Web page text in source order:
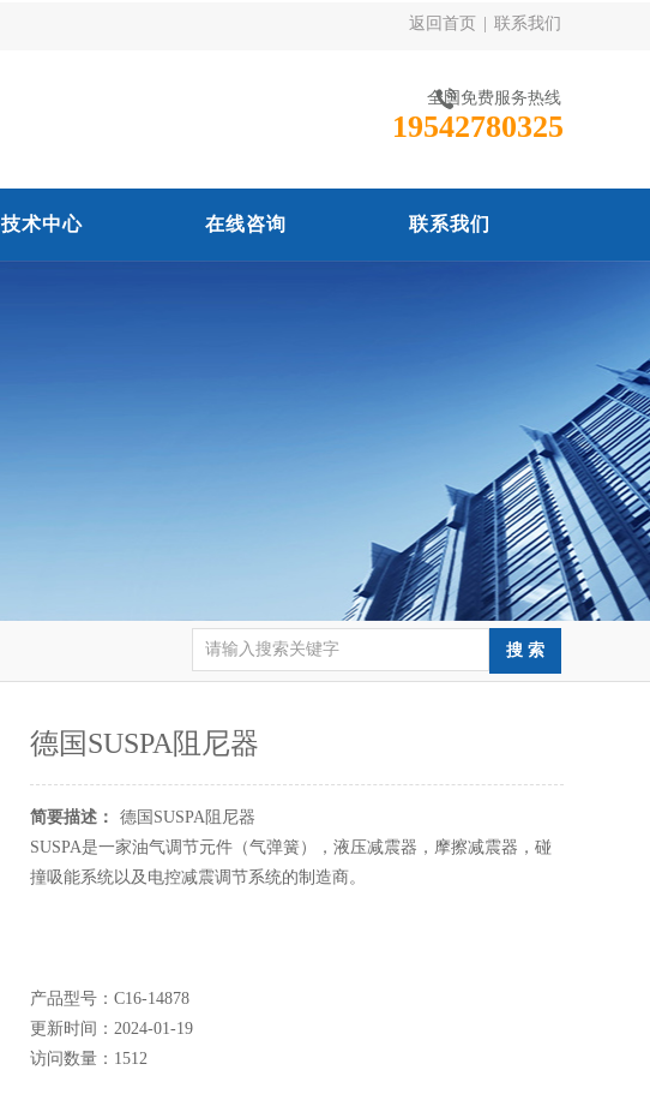
返回首页 联系我们
全国免费服务热线
19542780325
技术中心 在线咨询 联系我们
德国SUSPA阻尼器
简要描述：
德国SUSPA阻尼器
SUSPA是一家油气调节元件（气弹簧），液压减震器，摩擦减震器，碰
撞吸能系统以及电控减震调节系统的制造商。
产品型号：C16-14878
更新时间：2024-01-19
访问数量：1512